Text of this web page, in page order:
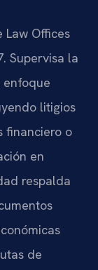
Law Offices
Supervisa la
litigios
financiero o
en
respalda
de